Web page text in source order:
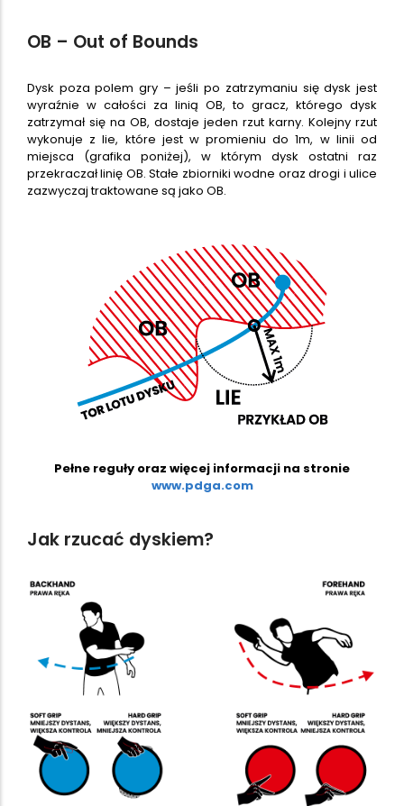
OB – Out of Bounds
Dysk poza polem gry – jeśli po zatrzymaniu się dysk jest
wyraźnie w całości za linią OB, to gracz, którego dysk
zatrzymał się na OB, dostaje jeden rzut karny. Kolejny rzut
wykonuje z lie, które jest w promieniu do 1m, w linii od
miejsca (grafika poniżej), w którym dysk ostatni raz
przekraczał linię OB. Stałe zbiorniki wodne oraz drogi i ulice
zazwyczaj traktowane są jako OB.
Pełne reguły oraz więcej informacji na stronie
www.pdga.com
Jak rzucać dyskiem?